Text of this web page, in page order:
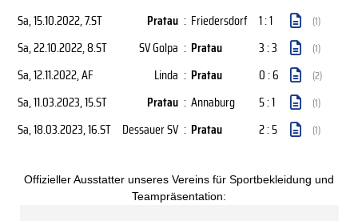
Sa, 15.10.2022, 7.ST Pratau : Friedersdorf 1 : 1 (1)
Sa, 22.10.2022, 8.ST SV Golpa : Pratau 3 : 3 (1)
Sa, 12.11.2022, AF Linda : Pratau 0 : 6 (2)
Sa, 11.03.2023, 15.ST Pratau : Annaburg 5 : 1 (1)
Sa, 18.03.2023, 16.ST Dessauer SV : Pratau 2 : 5 (1)
Offizieller Ausstatter unseres Vereins für Sportbekleidung und
Teampräsentation: